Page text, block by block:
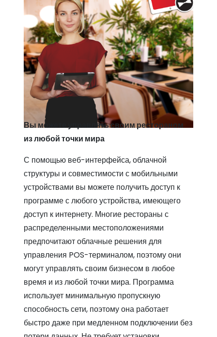
Вы можете управлять своим рестораном
из любой точки мира
С помощью веб-интерфейса, облачной
структуры и совместимости с мобильными
устройствами вы можете получить доступ к
программе с любого устройства, имеющего
доступ к интернету. Многие рестораны с
распределенными местоположениями
предпочитают облачные решения для
управления POS-терминалом, поэтому они
могут управлять своим бизнесом в любое
время и из любой точки мира. Программа
использует минимальную пропускную
способность сети, поэтому она работает
быстро даже при медленном подключении без